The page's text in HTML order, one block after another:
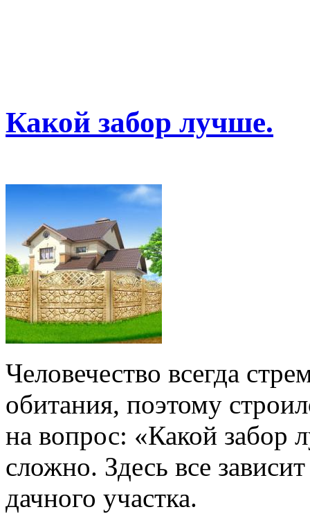
Какой забор лучше.
Человечество всегда
обитания, поэтому
на вопрос: «Какой забор
сложно. Здесь все
дачного участка.